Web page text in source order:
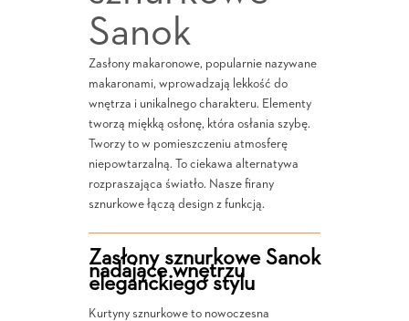
Sanok
Zasłony makaronowe, popularnie nazywane
makaronami, wprowadzają lekkość do
wnętrza i unikalnego charakteru. Elementy
tworzą miękką osłonę, która osłania szybę.
Tworzy to w pomieszczeniu atmosferę
niepowtarzalną. To ciekawa alternatywa
rozpraszająca światło. Nasze firany
sznurkowe łączą design z funkcją.
Zasłony sznurkowe Sanok
nadające wnętrzu
eleganckiego stylu
Kurtyny sznurkowe to nowoczesna